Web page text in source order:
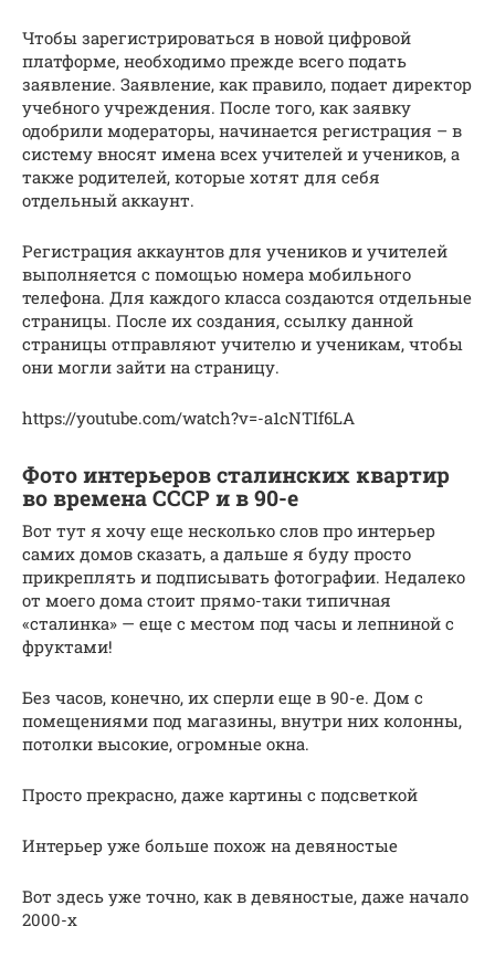
Чтобы зарегистрироваться в новой цифровой
платформе, необходимо прежде всего подать
заявление. Заявление, как правило, подает директор
учебного учреждения. После того, как заявку
одобрили модераторы, начинается регистрация – в
систему вносят имена всех учителей и учеников, а
также родителей, которые хотят для себя
отдельный аккаунт.
Регистрация аккаунтов для учеников и учителей
выполняется с помощью номера мобильного
телефона. Для каждого класса создаются отдельные
страницы. После их создания, ссылку данной
страницы отправляют учителю и ученикам, чтобы
они могли зайти на страницу.
https://youtube.com/watch?v=-a1cNTIf6LA
Фото интерьеров сталинских квартир
во времена СССР и в 90-е
Вот тут я хочу еще несколько слов про интерьер
самих домов сказать, а дальше я буду просто
прикреплять и подписывать фотографии. Недалеко
от моего дома стоит прямо-таки типичная
«сталинка» — еще с местом под часы и лепниной с
фруктами!
Без часов, конечно, их сперли еще в 90-е. Дом с
помещениями под магазины, внутри них колонны,
потолки высокие, огромные окна.
Просто прекрасно, даже картины с подсветкой
Интерьер уже больше похож на девяностые
Вот здесь уже точно, как в девяностые, даже начало
2000-х